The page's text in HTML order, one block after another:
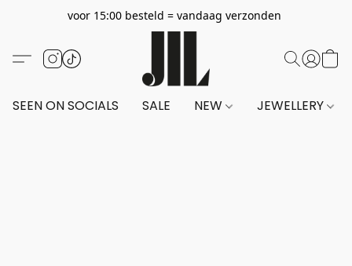
voor 15:00 besteld = vandaag verzonden
SEEN ON SOCIALS SALE NEW JEWELLERY